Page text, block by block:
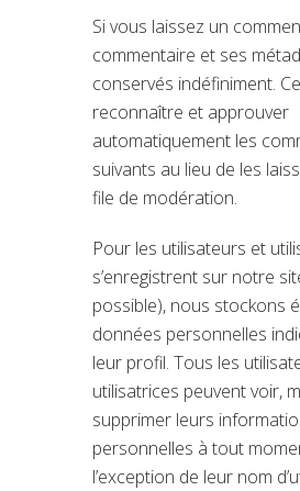
Si vous laissez un
commentaire et ses
conservés indéfiniment.
reconnaître et approuver
automatiquement les
suivants au lieu de les
file de modération.
Pour les utilisateurs et
s’enregistrent sur notre
possible), nous stockons
données personnelles
leur profil. Tous les
utilisatrices peuvent voir,
supprimer leurs
personnelles à tout
l’exception de leur nom